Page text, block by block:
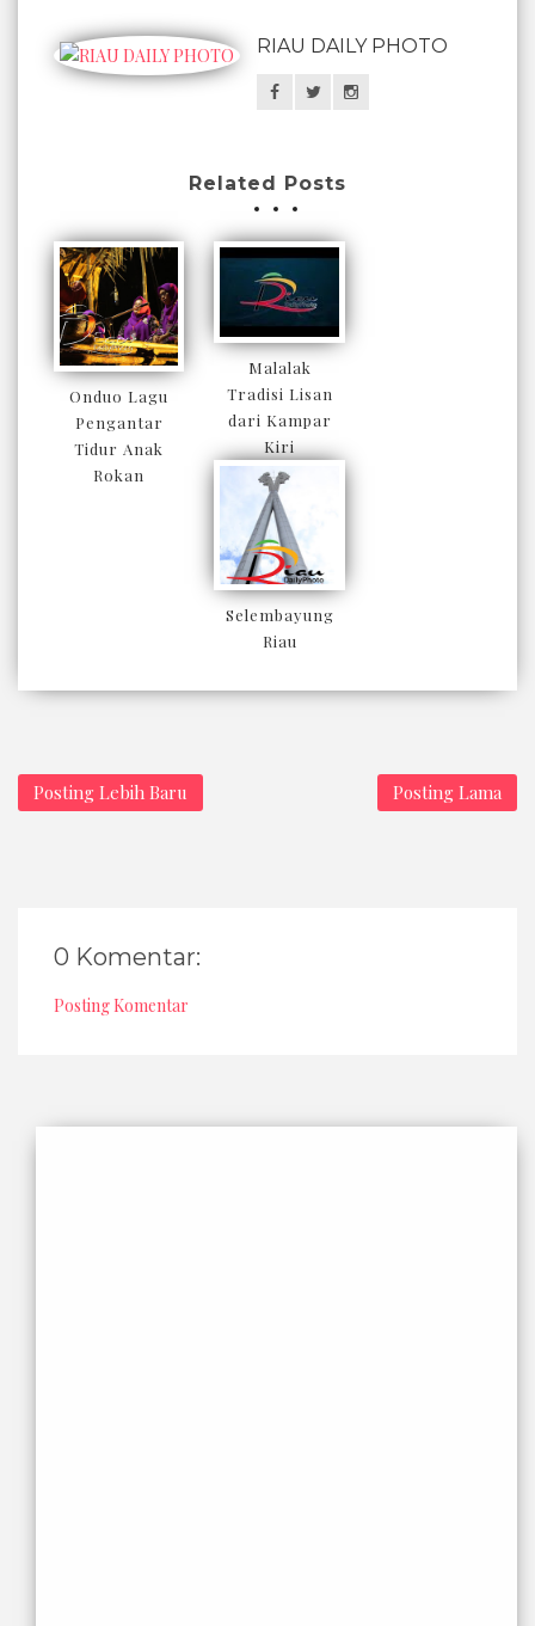
RIAU DAILY PHOTO
Related Posts
Onduo Lagu
Pengantar
Tidur Anak
Rokan
Malalak
Tradisi Lisan
dari Kampar
Kiri
Selembayung
Riau
Posting Lebih Baru Posting Lama
0 Komentar:
Posting Komentar